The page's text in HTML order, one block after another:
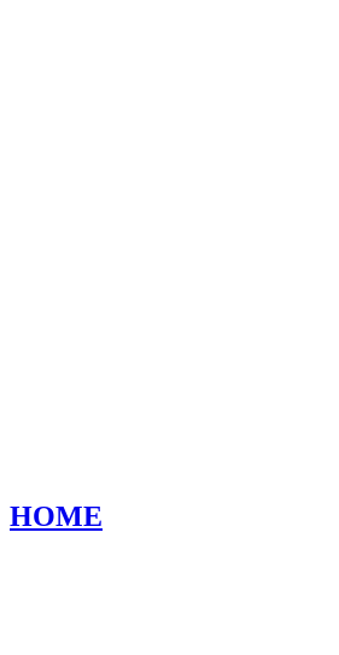
HOME